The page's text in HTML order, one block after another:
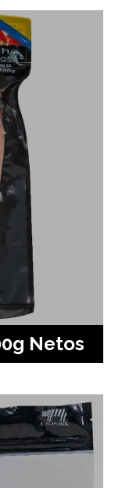
Netos